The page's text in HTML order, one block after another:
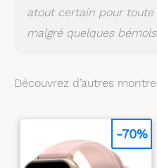
atout certain pour toute
malgré quelques
Découvrez d’autres
-70%